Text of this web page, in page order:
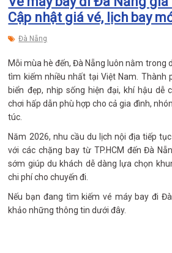
Cập nhật giá vé, lịch bay
Đà Nẵng
Mỗi mùa hè đến, Đà Nẵng luôn nằm trong
tìm kiếm nhiều nhất tại Việt Nam. Thành
biển đẹp, nhịp sống hiện đại, khí hậu dễ
chơi hấp dẫn phù hợp cho cả gia đình,
túc.
Năm 2026, nhu cầu du lịch nội địa tiếp
với các chặng bay từ TP.HCM đến Đà
sớm giúp du khách dễ dàng lựa chọn
chi phí cho chuyến đi.
Nếu bạn đang tìm kiếm vé máy bay đi
khảo những thông tin dưới đây.